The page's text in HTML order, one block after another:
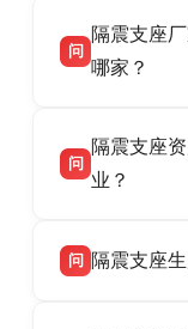
震支座厂家
HDR 高阻
话：
问
隔震支座
哪家？
产厂家，可
供货、现场
话：
问
隔震支座
业？
品资质齐全
问 隔震支座